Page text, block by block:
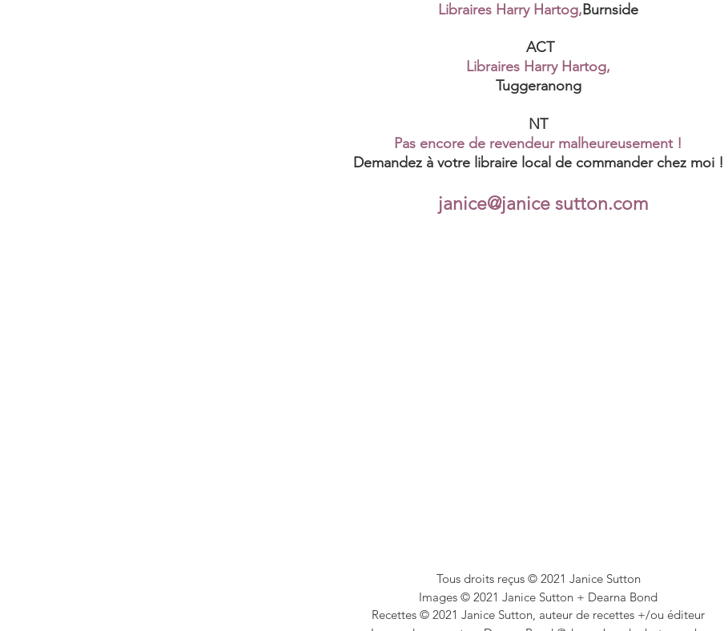
Libraires Harry Hartog,Burnside
ACT
Libraires Harry Hartog,
Tuggeranong
NT
Pas encore de revendeur malheureusement !
Demandez à votre libraire local de commander chez moi !
janice@janice sutton.com
Tous droits reçus © 2021 Janice Sutton
Images © 2021 Janice Sutton + Dearna Bond
Recettes © 2021 Janice Sutton, auteur de recettes +/ou éditeur